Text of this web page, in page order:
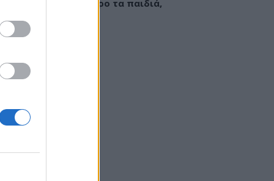
να «γεμίσει» σίδηρο τα παιδιά,